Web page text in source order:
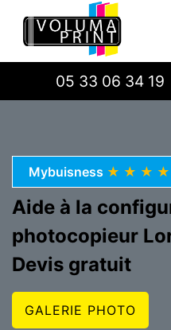
05 33 06 34 19
Mybuisness
Aide à la
photocopieur
Devis gratuit
GALERIE PHOTO